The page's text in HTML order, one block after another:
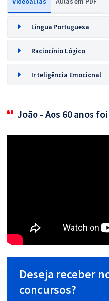
Língua Portuguesa
Raciocínio Lógico
Inteligência Emocional
João - Aos 60 anos
Deseja receber
concursos?